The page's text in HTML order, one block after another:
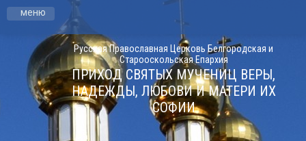
меню
Русская Православная Церковь Белгородская и
Старооскольская Епархия
ПРИХОД СВЯТЫХ МУЧЕНИЦ ВЕРЫ,
НАДЕЖДЫ, ЛЮБОВИ И МАТЕРИ ИХ
СОФИИ